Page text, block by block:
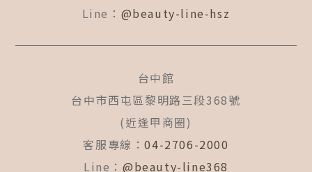
Line： @beauty-line-hsz
台中館
台中市西屯區黎明路三段368號
(近逢甲商圈)
客服專線：04-2706-2000
Line： @beauty-line368